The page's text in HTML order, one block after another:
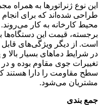
این نوع ژنراتورها به همراه
طراحی شده‌اند که برای انجام
محیط کارخانه به کار
برجسته، قیمت این
است. از دیگر ویژگی‌های قابل
در شرایط دماهای بسیار بالا
تغییرات جوی مقاوم بوده و در
سطح مقاومت را دارا هستند
مشتریان می‌شود.
جمع‌ بندی